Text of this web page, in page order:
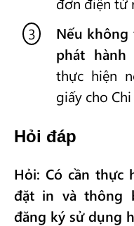
Nếu
phát hành
thực hiện
giấy cho
Hỏi đáp
Hỏi: Có cần thực
đặt in và thông
đăng ký sử dụng